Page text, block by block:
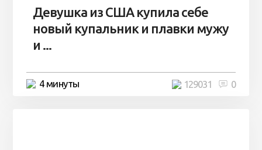
Девушка из США купила себе
новый купальник и плавки мужу
и ...
4 минуты 0
129031